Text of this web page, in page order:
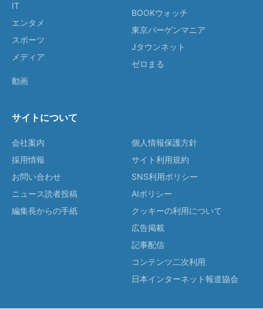
IT
エンタメ
スポーツ
メディア
動画
BOOKウォッチ
東京バーゲンマニア
Jタウンネット
ゼロまる
サイトについて
会社案内
採用情報
お問い合わせ
ニュース読者投稿
編集長からの手紙
個人情報保護方針
サイト利用規約
SNS利用ポリシー
AIポリシー
クッキーの利用について
広告掲載
記事配信
コンテンツ二次利用
日本インターネット報道協会